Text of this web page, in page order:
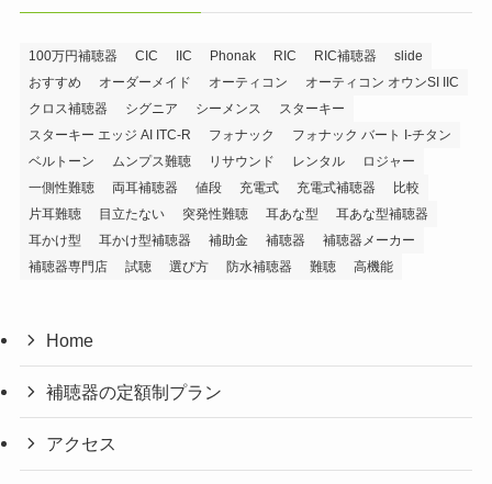
100万円補聴器 CIC IIC Phonak RIC RIC補聴器
slide
おすすめ
オーダーメイド オーティコン
オーティコン オウンSI IIC
クロス補聴器
シグニア シーメンス
スターキー
スターキー エッジ AI ITC-R
フォナック
フォナック バート I-チタン
ベルトーン
ムンプス難聴 リサウンド レンタル
ロジャー
一側性難聴
両耳補聴器 値段 充電式 充電式補聴器
比較
片耳難聴
目立たない 突発性難聴 耳あな型
耳あな型補聴器
耳かけ型
耳かけ型補聴器 補助金 補聴器
補聴器メーカー
補聴器専門店
試聴 選び方 防水補聴器 難聴 高機能
Home
補聴器の定額制プラン
アクセス